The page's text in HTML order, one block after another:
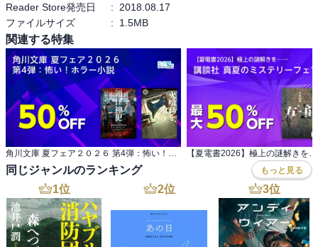
Reader Store発売日
:
2018.08.17
ファイルサイズ
: 1.5MB
関連する特集
角川文庫 夏フェア２０２６ 第4弾：怖い！ホラー小説
同じジャンルのランキング もっと見る
1位 2位 3位